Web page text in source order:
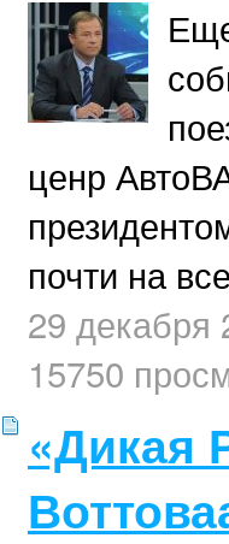
ценр
почти на
29 декабря
15750
«Дикая